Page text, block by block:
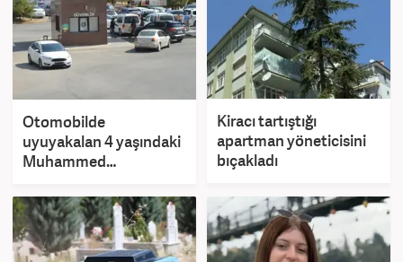
Otomobilde
uyuyakalan 4 yaşındaki
Muhammed
Kiracı tartıştığı
apartman yöneticisini
bıçakladı